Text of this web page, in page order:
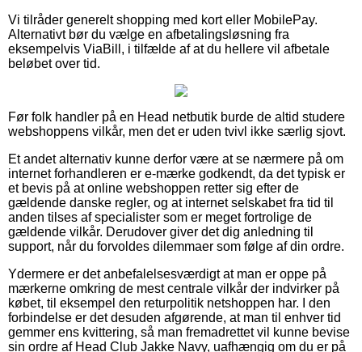
Vi tilråder generelt shopping med kort eller MobilePay.
Alternativt bør du vælge en afbetalingsløsning fra
eksempelvis ViaBill, i tilfælde af at du hellere vil afbetale
beløbet over tid.
Før folk handler på en Head netbutik burde de altid studere
webshoppens vilkår, men det er uden tvivl ikke særlig sjovt.
Et andet alternativ kunne derfor være at se nærmere på om
internet forhandleren er e-mærke godkendt, da det typisk er
et bevis på at online webshoppen retter sig efter de
gældende danske regler, og at internet selskabet fra tid til
anden tilses af specialister som er meget fortrolige de
gældende vilkår. Derudover giver det dig anledning til
support, når du forvoldes dilemmaer som følge af din ordre.
Ydermere er det anbefalelsesværdigt at man er oppe på
mærkerne omkring de mest centrale vilkår der indvirker på
købet, til eksempel den returpolitik netshoppen har. I den
forbindelse er det desuden afgørende, at man til enhver tid
gemmer ens kvittering, så man fremadrettet vil kunne bevise
sin ordre af Head Club Jakke Navy, uafhængig om du er på